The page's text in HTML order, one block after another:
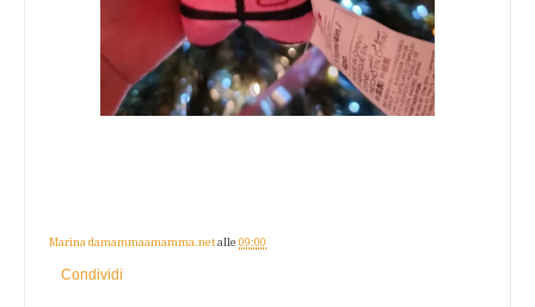
Marina damammaamamma.net alle 09:00
Condividi